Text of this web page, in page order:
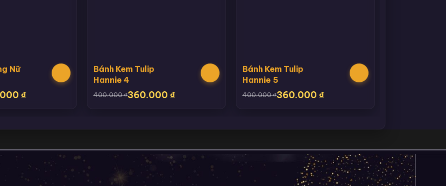
Nữ
₫
Bánh Kem Tulip
Hannie 4
400.000₫360.000 ₫
Bánh Kem Tulip
Hannie 5
400.000₫360.000 ₫